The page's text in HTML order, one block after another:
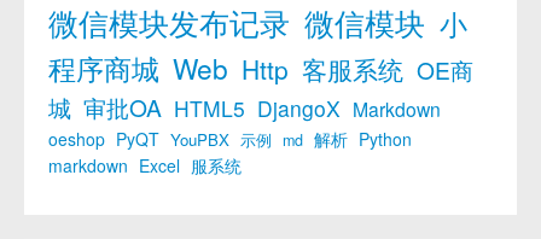
微信模块发布记录 微信模块 小
程序商城 Web Http 客服系统 OE商
城 审批OA HTML5 DjangoX Markdown
oeshop PyQT YouPBX 示例 md 解析 Python
markdown Excel 服系统